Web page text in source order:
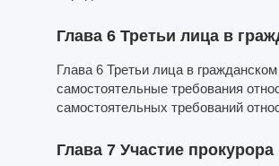
Глава 6 Третьи лица в
Глава 6 Третьи лица в
самостоятельные требования
самостоятельных требований
Глава 7 Участие